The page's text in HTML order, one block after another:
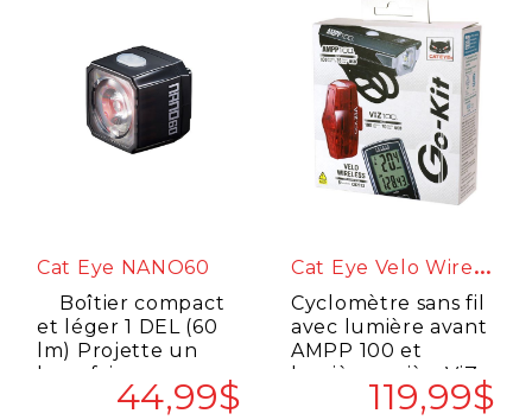
Cat Eye NANO60
Boîtier compact
et léger 1 DEL (60
lm) Projette un
long faisceau
arrière Très vis..
44,99$
C
At Eye Velo Wireless/AMPP 100/ViZ 100
Cyclomètre sans fil
avec lumière avant
AMPP 100 et
lumière arrièreViZ
119,99$